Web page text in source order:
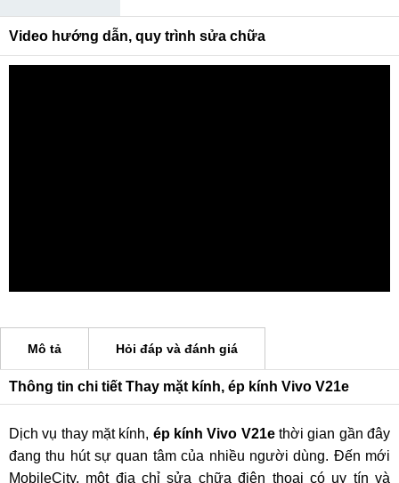
Video hướng dẫn, quy trình sửa chữa
Mô tả Hỏi đáp và đánh giá
Thông tin chi tiết Thay mặt kính, ép kính Vivo V21e
Dịch vụ thay mặt kính, ép kính Vivo V21ethời gian gần đây
đang thu hút sự quan tâm của nhiều người dùng. Đến mới
MobileCity, một địa chỉ sửa chữa điện thoại có uy tín và